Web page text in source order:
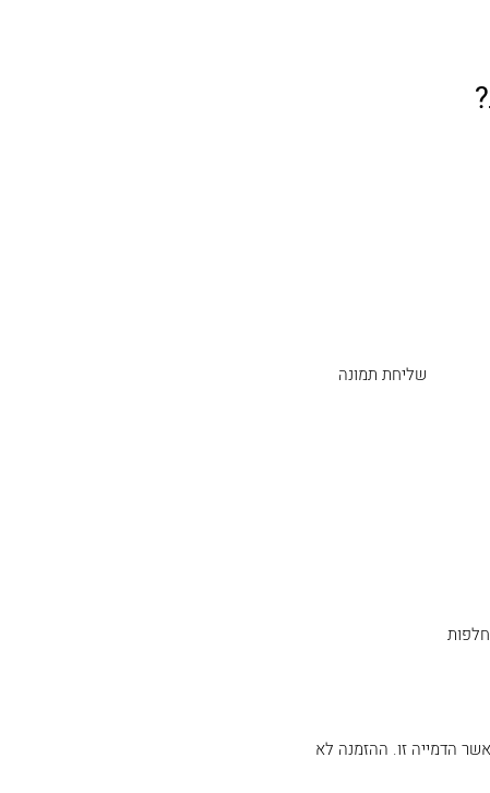
שליחת תמונה
הדמייה זו. ההזמנה לא